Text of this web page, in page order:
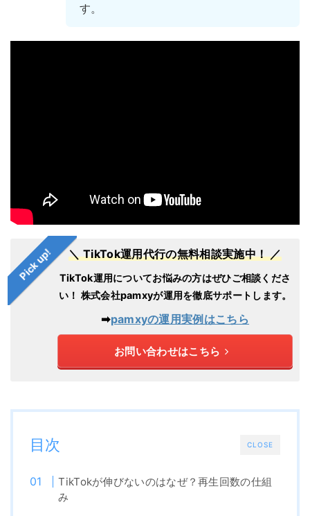
す。
Pick up! ＼ TikTok運用代行の無料相談実施中！ ／
TikTok運用についてお悩みの方はぜひご相談くださ
い！ 株式会社pamxyが運用を徹底サポートします。
➡︎pamxyの運用実例はこちら
お問い合わせはこちら
CLOSE
目次
TikTokが伸びないのはなぜ？再生回数の仕組
み